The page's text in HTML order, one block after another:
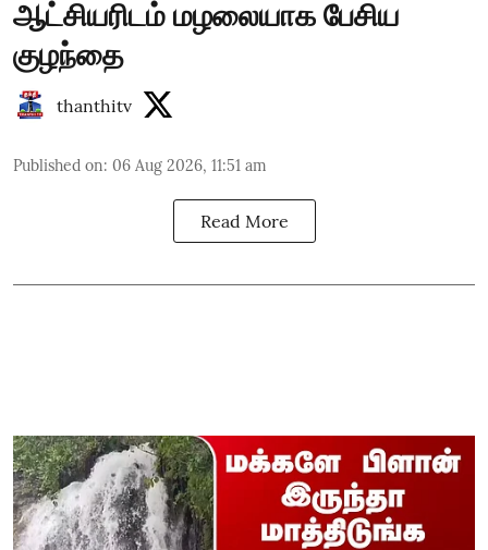
ஆட்சியரிடம் மழலையாக பேசிய
குழந்தை
thanthitv
Published on: 06 Aug 2026, 11:51 am
Read More